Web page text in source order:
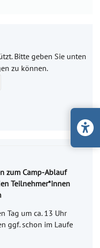
Bitte geben Sie unten
zu können.
zum Camp-Ablauf
Teilnehmer*innen
Tag um ca. 13 Uhr
ggf. schon im Laufe